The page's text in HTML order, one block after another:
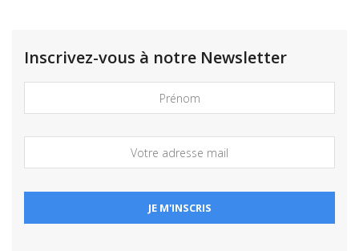
Inscrivez-vous à notre Newsletter